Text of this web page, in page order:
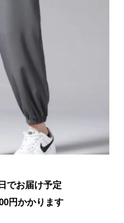
でお届け予定
円かかります